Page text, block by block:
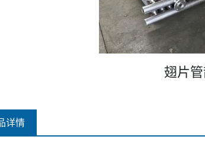
翅片
详情